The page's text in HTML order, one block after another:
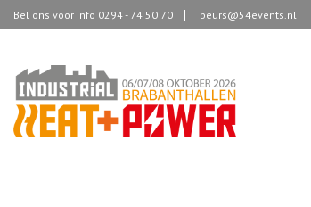
Bel ons voor info 0294 - 74 50 70 beurs@54events.nl